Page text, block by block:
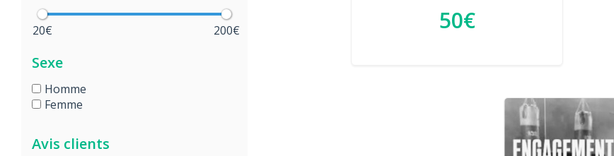
20€ 200€
Sexe
Homme
Femme
Avis clients
50€